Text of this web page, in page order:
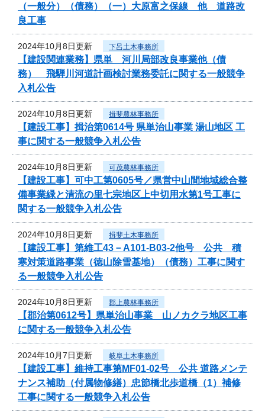
（一般分）（債務）（一）大原富之保線 他 道路改
良工事
2024年10月8日更新 下呂土木事務所
【建設関連業務】県単 河川局部改良事業他（債
務） 飛騨川河道計画検討業務委託に関する一般競争
入札公告
2024年10月8日更新 揖斐農林事務所
【建設工事】揖治第0614号 県単治山事業 湯山地区 工
事に関する一般競争入札公告
2024年10月8日更新 可茂農林事務所
【建設工事】可中工第0605号／県営中山間地域総合整
備事業緑と清流の里七宗地区上中切用水第1号工事に
関する一般競争入札公告
2024年10月8日更新 揖斐土木事務所
【建設工事】第維工43－A101-B03-2他号 公共 積
寒対策道路事業（徳山除雪基地）（債務）工事に関す
る一般競争入札公告
2024年10月8日更新 郡上農林事務所
【郡治第0612号】県単治山事業 山ノカクラ地区工事
に関する一般競争入札公告
2024年10月7日更新 岐阜土木事務所
【建設工事】維持工事第MF01-02号 公共 道路メンテ
ナンス補助（付属物修繕）忠節橋北歩道橋（1）補修
工事に関する一般競争入札公告